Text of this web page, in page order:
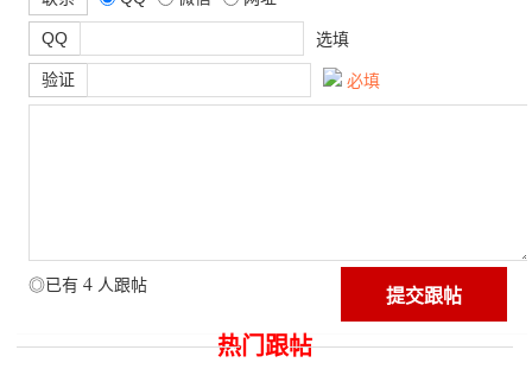
QQ 选填
验证 必填
◎已有 4 人跟帖
热门跟帖